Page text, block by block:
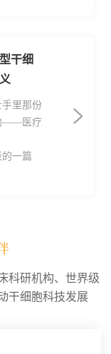
干细
里那份
——医疗
的一篇
款新
）发
告指出，
稳定的
，推动
科研机构、世界级
干细胞科技发展